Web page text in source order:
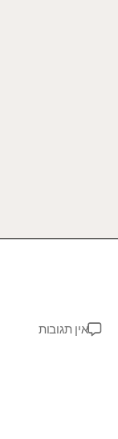
אין תגובות